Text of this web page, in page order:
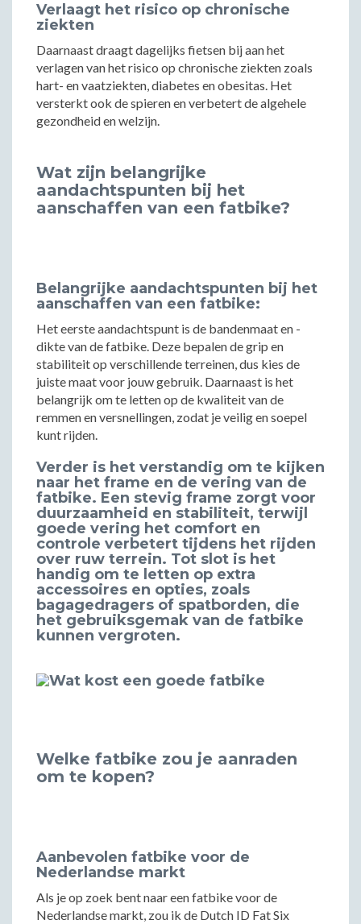
Verlaagt het risico op chronische
ziekten
Daarnaast draagt dagelijks fietsen bij aan het
verlagen van het risico op chronische ziekten zoals
hart- en vaatziekten, diabetes en obesitas. Het
versterkt ook de spieren en verbetert de algehele
gezondheid en welzijn.
Wat zijn belangrijke
aandachtspunten bij het
aanschaffen van een fatbike?
Belangrijke aandachtspunten bij het
aanschaffen van een fatbike:
Het eerste aandachtspunt is de bandenmaat en -
dikte van de fatbike. Deze bepalen de grip en
stabiliteit op verschillende terreinen, dus kies de
juiste maat voor jouw gebruik. Daarnaast is het
belangrijk om te letten op de kwaliteit van de
remmen en versnellingen, zodat je veilig en soepel
kunt rijden.
Verder is het verstandig om te kijken
naar het frame en de vering van de
fatbike. Een stevig frame zorgt voor
duurzaamheid en stabiliteit, terwijl
goede vering het comfort en
controle verbetert tijdens het rijden
over ruw terrein. Tot slot is het
handig om te letten op extra
accessoires en opties, zoals
bagagedragers of spatborden, die
het gebruiksgemak van de fatbike
kunnen vergroten.
Welke fatbike zou je aanraden
om te kopen?
Aanbevolen fatbike voor de
Nederlandse markt
Als je op zoek bent naar een fatbike voor de
Nederlandse markt, zou ik de Dutch ID Fat Six